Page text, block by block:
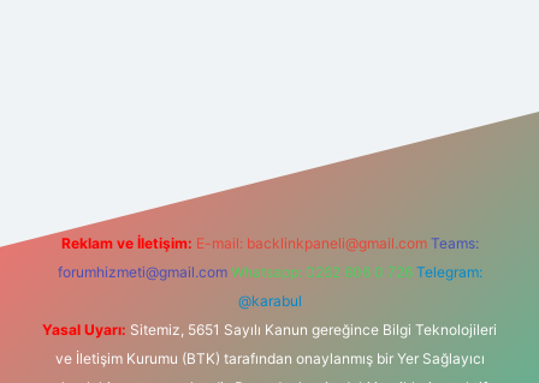
Reklam ve İletişim: E-mail: backlinkpaneli@gmail.com Teams:
forumhizmeti@gmail.com Whatsapp: 0262 606 0 726 Telegram:
@karabul
Yasal Uyarı: Sitemiz, 5651 Sayılı Kanun gereğince Bilgi Teknolojileri
ve İletişim Kurumu (BTK) tarafından onaylanmış bir Yer Sağlayıcı